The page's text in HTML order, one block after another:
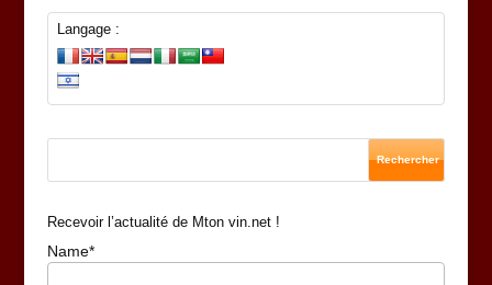
Langage :
Recevoir l’actualité de Mton vin.net !
Name*